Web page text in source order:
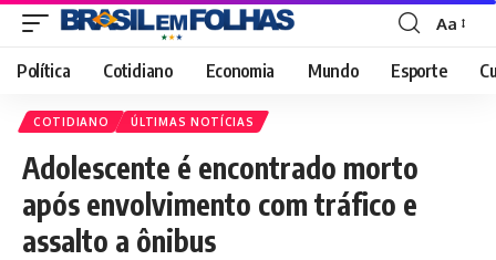
Font
Resizer
Aa
Política Cotidiano Economia Mundo Esporte
COTIDIANO ÚLTIMAS NOTÍCIAS
Adolescente é encontrado morto
após envolvimento com tráfico e
assalto a ônibus